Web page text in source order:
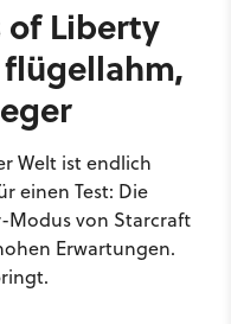
of Liberty
Welt ist endlich
einen Test: Die
Modus von Starcraft
Erwartungen.